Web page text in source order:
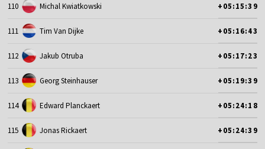
110 Michal Kwiatkowski +05:15:39
111 Tim Van Dijke +05:16:43
112 Jakub Otruba +05:17:23
113 Georg Steinhauser +05:19:39
114 Edward Planckaert +05:24:18
115 Jonas Rickaert +05:24:39